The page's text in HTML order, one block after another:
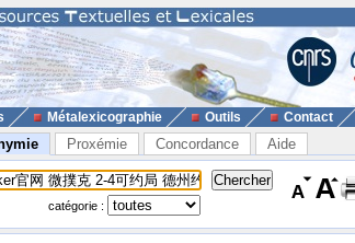
Métalexicographie Outils Contact
Proxémie Concordance Aide
catégorie :